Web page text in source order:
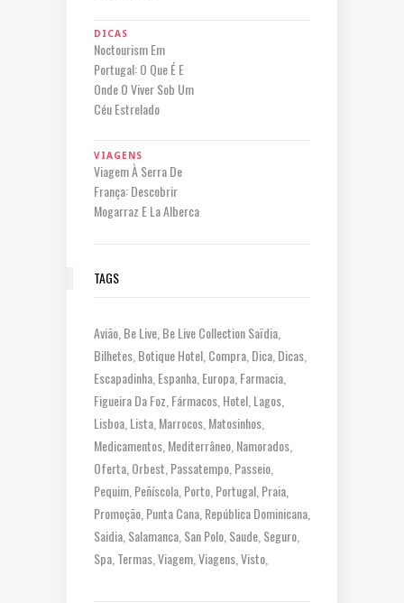
DICAS
Noctourism Em
Portugal: O Que É E
Onde O Viver Sob Um
Céu Estrelado
VIAGENS
Viagem À Serra De
França: Descobrir
Mogarraz E La Alberca
TAGS
Avião Be Live Be Live Collection Saïdia
Bilhetes Botique Hotel Compra Dica Dicas
Escapadinha Espanha Europa Farmacia
Figueira Da Foz Fármacos Hotel Lagos
Lisboa Lista Marrocos Matosinhos
Medicamentos Mediterrâneo Namorados
Oferta Orbest Passatempo Passeio
Pequim Peñíscola Porto Portugal Praia
Promoção Punta Cana República Dominicana
Saidia Salamanca San Polo Saude Seguro
Spa Termas Viagem Viagens Visto